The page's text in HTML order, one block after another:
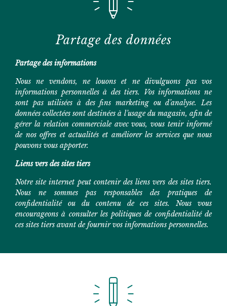
Partage des données
Partage des informations
Nous ne vendons, ne louons et ne divulguons pas vos
informations personnelles à des tiers. Vos informations ne
sont pas utilisées à des fins marketing ou d’analyse. Les
données collectées sont destinées à l’usage du magasin, afin de
gérer la relation commerciale avec vous, vous tenir informé
de nos offres et actualités et améliorer les services que nous
pouvons vous apporter.
Liens vers des sites tiers
Notre site internet peut contenir des liens vers des sites tiers.
Nous ne sommes pas responsables des pratiques de
confidentialité ou du contenu de ces sites. Nous vous
encourageons à consulter les politiques de confidentialité de
ces sites tiers avant de fournir vos informations personnelles.